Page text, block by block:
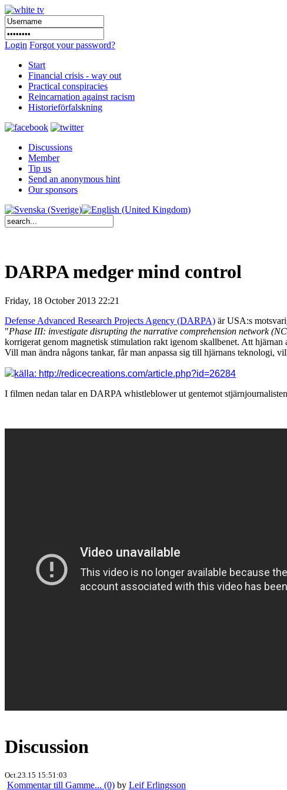
Login Forgot your password?
Start
Financial crisis - way out
Practical conspiracies
Reincarnation against racism
Historieförfalskning
Discussions
Member
Tip us
Send an anonymous hint
Our sponsors
DARPA medger mind control
Friday, 18 October 2013 22:21
Defense Advanced Research Projects Agency (DARPA) är USA:s
"Phase III: investigate disrupting the narrative comprehension network
korrigerat genom magnetisk stimulation rakt igenom skallbenet. Att hjärnan
Vill man ändra någons tankar, får man anpassa sig till hjärnans teknologi,
källa: http://redicecreations.com/article.php?id=26284
I filmen nedan talar en DARPA whistleblower ut gentemot
Discussion
Oct.23.15 15:51:03
Kommentar till Gamme... (0) by Leif Erlingsson